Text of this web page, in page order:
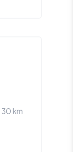
30km